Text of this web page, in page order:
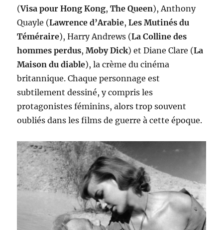
(Visa pour Hong Kong,The Queen), Anthony
Quayle (Lawrence d’Arabie,Les Mutinés du
Téméraire), Harry Andrews (La Colline des
hommes perdus,Moby Dick) et Diane Clare (La
Maison du diable), la crème du cinéma
britannique. Chaque personnage est
subtilement dessiné, y compris les
protagonistes féminins, alors trop souvent
oubliés dans les films de guerre à cette époque.